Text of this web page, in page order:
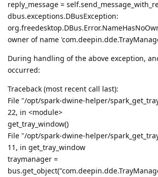
reply_message =
dbus.exceptions.DBusException:
owner of name
During handling of the above exception,
occurred:
Traceback (most recent call last):
File "/opt/spark-dwine-helper/
22, in <module>
get_tray_window()
File "/opt/spark-dwine-helper/
11, in get_tray_window
traymanager =